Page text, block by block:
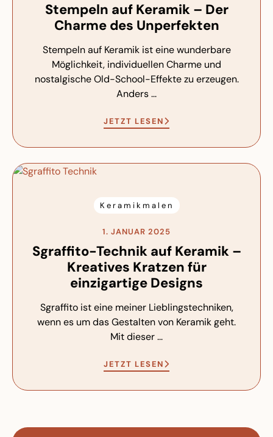
Stempeln auf Keramik – Der
Charme des Unperfekten
Stempeln auf Keramik ist eine wunderbare
Möglichkeit, individuellen Charme und
nostalgische Old-School-Effekte zu erzeugen.
Anders ...
JETZT LESEN
Keramikmalen
1. JANUAR 2025
Sgraffito-Technik auf Keramik –
Kreatives Kratzen für
einzigartige Designs
Sgraffito ist eine meiner Lieblingstechniken,
wenn es um das Gestalten von Keramik geht.
Mit dieser ...
JETZT LESEN